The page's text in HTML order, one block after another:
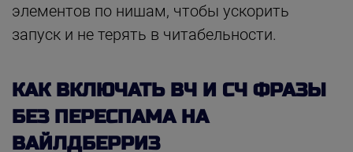
элементов по нишам, чтобы ускорить
запуск и не терять в читабельности.
КАК ВКЛЮЧАТЬ ВЧ И СЧ ФРАЗЫ
БЕЗ ПЕРЕСПАМА НА
ВАЙЛДБЕРРИЗ